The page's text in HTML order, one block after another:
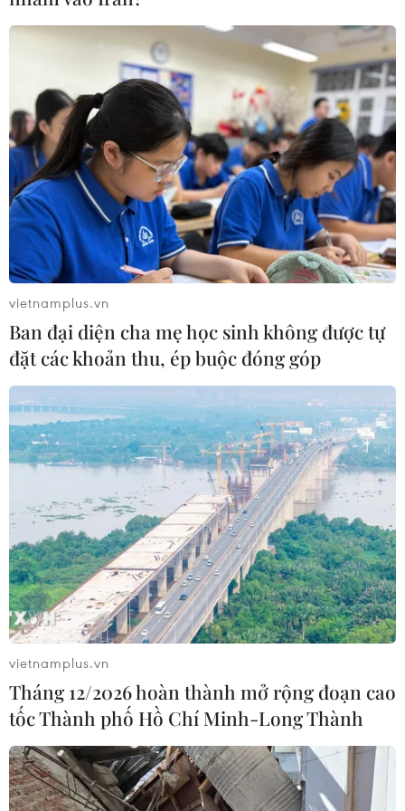
Trung học Phổ thông không hợp lệ.
Trẻ 3 tháng tuổi suy hô hấp nặng do bị ngộ
độc thuốc nam
30/10/2019 06:48
Kết quả chụp X-quang phổi cho thấy bé bị tổn thương
dạng nốt mờ, men gan tăng cao gấp 5 lần bình thường,
tình trạng ứ mật bilirubin tăng gấp 10 lần bình thường.
vietnamplus.vn
Ban đại diện cha mẹ học sinh không được tự
đặt các khoản thu, ép buộc đóng góp
vietnamplus.vn
Tháng 12/2026 hoàn thành mở rộng đoạn cao
tốc Thành phố Hồ Chí Minh-Long Thành